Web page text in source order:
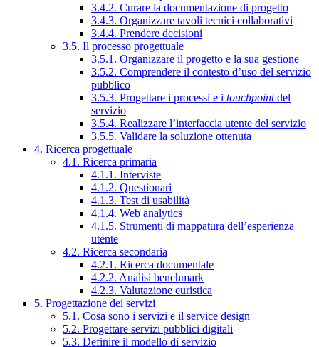
3.4.2. Curare la documentazione di progetto
3.4.3. Organizzare tavoli tecnici collaborativi
3.4.4. Prendere decisioni
3.5. Il processo progettuale
3.5.1. Organizzare il progetto e la sua gestione
3.5.2. Comprendere il contesto d’uso del servizio
pubblico
3.5.3. Progettare i processi e i touchpointdel
servizio
3.5.4. Realizzare l’interfaccia utente del servizio
3.5.5. Validare la soluzione ottenuta
4. Ricerca progettuale
4.1. Ricerca primaria
4.1.1. Interviste
4.1.2. Questionari
4.1.3. Test di usabilità
4.1.4. Web analytics
4.1.5. Strumenti di mappatura dell’esperienza
utente
4.2. Ricerca secondaria
4.2.1. Ricerca documentale
4.2.2. Analisi benchmark
4.2.3. Valutazione euristica
5. Progettazione dei servizi
5.1. Cosa sono i servizi e il service design
5.2. Progettare servizi pubblici digitali
5.3. Definire il modello di servizio